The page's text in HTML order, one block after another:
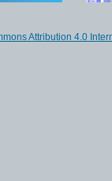
Attribution 4.0